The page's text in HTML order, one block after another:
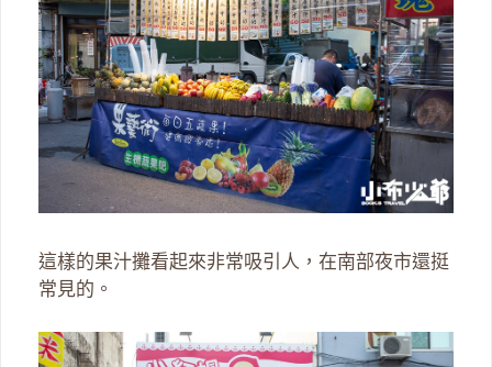
這樣的果汁攤看起來非常吸引人，在南部夜市還挺
常見的。